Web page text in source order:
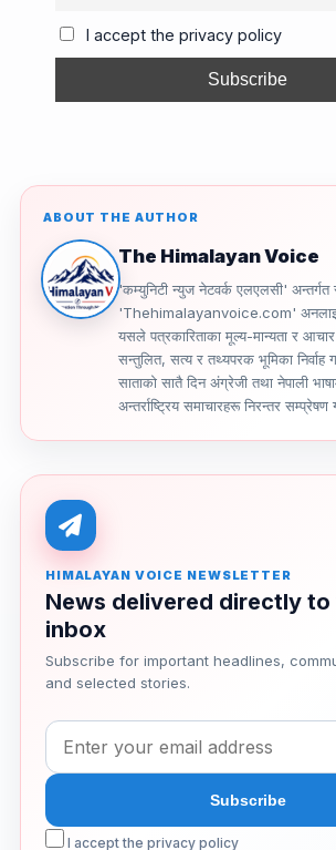
o
o
k
s
m n
k
I accept the privacy policy
ABOUT THE AUTHOR
The Himalayan Voice
'कम्युनिटी न्युज नेटवर्क एलएलसी' अन्तर्गत
'Thehimalayanvoice.com' अनलाइन
यसले पत्रकारिताका मूल्य-मान्यता र
सन्तुलित, सत्य र तथ्यपरक भूमिका निर्वाह
साताको सातै दिन अंग्रेजी तथा नेपाली
अन्तर्राष्ट्रिय समाचारहरू निरन्तर सम्प्रेषण
HIMALAYAN VOICE NEWSLETTER
News delivered directly to
inbox
Subscribe for important headlines,
and selected stories.
I accept the privacy policy